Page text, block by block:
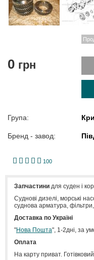
0 грн
Група:
Бренд - завод:
100
Запчастинидля суден і
Cуднові дизелі, морські
суднова арматура,
Доставка по Україні
"Нова Пошта", 1-2дні, за
Оплата
На карту приват.